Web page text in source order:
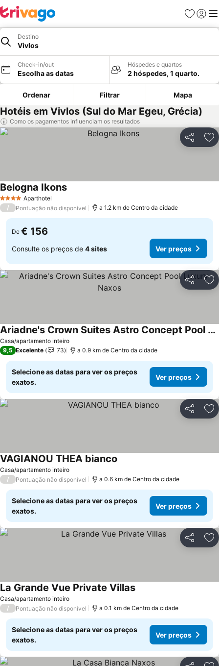
Favoritos
Iniciar
Destino
Vivlos
Check-in/out
Escolha as datas
Hóspedes e quartos
2 hóspedes, 1 quarto.
Ordenar Filtrar Mapa
Hotéis em Vivlos (Sul do Mar Egeu, Grécia)
Como os pagamentos influenciam os resultados
Partilhar
4 EstrelasAparthotel
Belogna Ikons
/ Pontuação não disponível a 1.2 km de Centro da cidade
De € 156
Consulte os preços de 4 sites Ver preços
Partilhar
Casa/apartamento inteiro
Ariadne's Crown Suites Astro Concept Pool Luxury Naxos
9,5 Excelente 73 a 0.9 km de Centro da cidade
Selecione as datas para ver os preços
exatos.
Ver preços
Partilhar
Casa/apartamento inteiro
VAGIANOU THEA bianco
/ Pontuação não disponível a 0.6 km de Centro da cidade
Selecione as datas para ver os preços
exatos.
Ver preços
Partilhar
Casa/apartamento inteiro
La Grande Vue Private Villas
/ Pontuação não disponível a 0.1 km de Centro da cidade
Selecione as datas para ver os preços
exatos.
Ver preços